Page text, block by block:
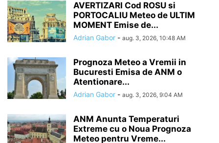
AVERTIZARI Cod ROSU si
PORTOCALIU Meteo de ULTIM
MOMENT Emise de...
Adrian Gabor - aug. 3, 2026, 10:48 AM
Prognoza Meteo a Vremii in
Bucuresti Emisa de ANM o
Atentionare...
Adrian Gabor - aug. 3, 2026, 9:04 AM
ANM Anunta Temperaturi
Extreme cu o Noua Prognoza
Meteo pentru Vreme...